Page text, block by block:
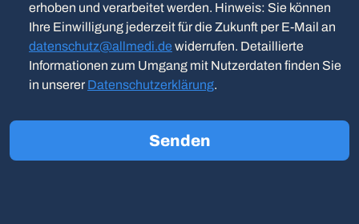
erhoben und verarbeitet werden. Hinweis: Sie können
Ihre Einwilligung jederzeit für die Zukunft per E-Mail an
datenschutz@allmedi.de widerrufen. Detaillierte
Informationen zum Umgang mit Nutzerdaten finden Sie
in unserer Datenschutzerklärung.
Senden